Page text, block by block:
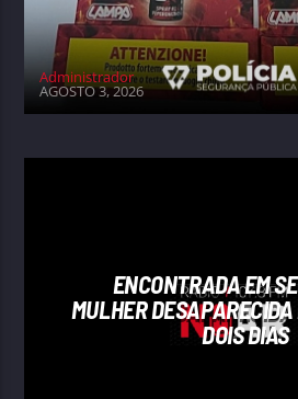
Administrador
AGOSTO 3, 2026
ENCONTRADA EM
MULHER
DOIS DIAS